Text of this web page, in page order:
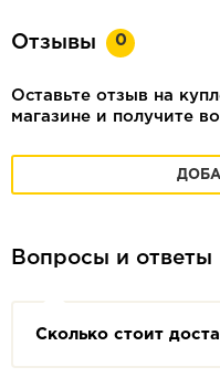
Отзывы 0
Оставьте отзыв на
магазине и получите
Вопросы и ответы
Сколько стоит